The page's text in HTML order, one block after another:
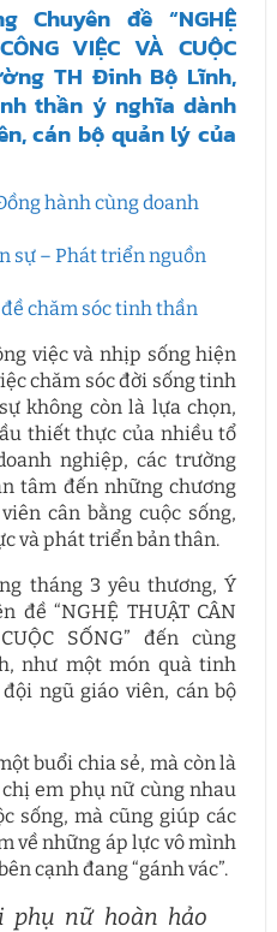
Chuyên đề “NGHỆ
VIỆC VÀ CUỘC
TH Đinh Bộ Lĩnh,
thần ý nghĩa dành
cán bộ quản lý của
hành cùng doanh
sự – Phát triển nguồn
chăm sóc tinh thần
việc và nhịp sống hiện
chăm sóc đời sống tinh
không còn là lựa chọn,
thiết thực của nhiều tổ
nghiệp, các trường
tâm đến những chương
cân bằng cuộc sống,
và phát triển bản thân.
tháng 3 yêu thương, Ý
đề “NGHỆ THUẬT CÂN
SỐNG” đến cùng
như một món quà tinh
ngũ giáo viên, cán bộ
buổi chia sẻ, mà còn là
em phụ nữ cùng nhau
sống, mà cũng giúp các
về những áp lực vô mình
cạnh đang “gánh vác”.
phụ nữ hoàn hảo